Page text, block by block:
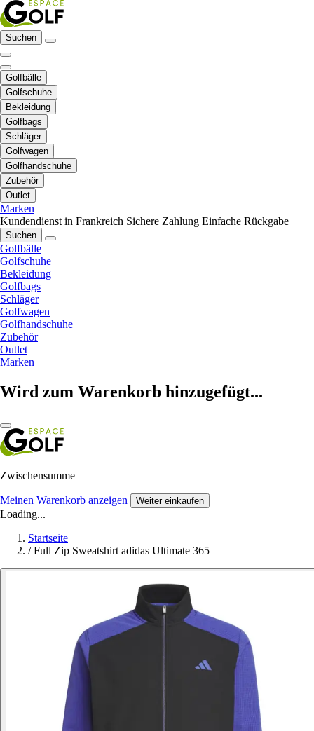
Suchen
Golfbälle
Golfschuhe
Bekleidung
Golfbags
Schläger
Golfwagen
Golfhandschuhe
Zubehör
Outlet
Marken
Kundendienst in Frankreich Sichere Zahlung Einfache Rückgabe
Suchen
Golfbälle
Golfschuhe
Bekleidung
Golfbags
Schläger
Golfwagen
Golfhandschuhe
Zubehör
Outlet
Marken
Wird zum Warenkorb hinzugefügt...
Zwischensumme
Meinen Warenkorb anzeigen Weiter einkaufen
Loading...
Startseite
/ Full Zip Sweatshirt adidas Ultimate 365